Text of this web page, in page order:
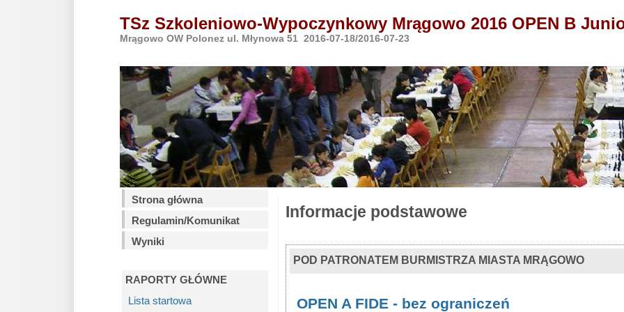
TSz Szkoleniowo-Wypoczynkowy Mrągowo 2016 OPEN B
Mrągowo OW Polonez ul. Młynowa 51 2016-07-18/2016-07-23
Strona główna
Regulamin/Komunikat
Wyniki
RAPORTY GŁÓWNE
Lista startowa
Informacje podstawowe
POD PATRONATEM BURMISTRZA MIASTA MRĄGOWO
OPEN A FIDE - bez ograniczeń